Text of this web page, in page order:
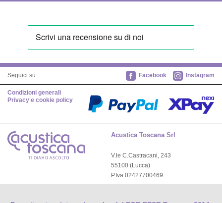
Seguici su Facebook Instagram
Condizioni generali
Privacy e cookie policy
Acustica Toscana Srl
V.le C.Castracani, 243
55100 (Lucca)
P.Iva 02427700469